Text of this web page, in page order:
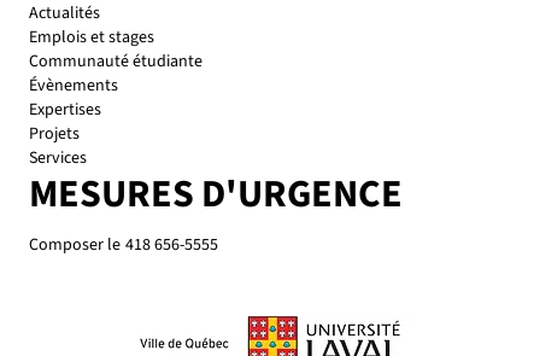
Actualités
Emplois et stages
Communauté étudiante
Évènements
Expertises
Projets
Services
MESURES D'URGENCE
Composer le 418 656-5555